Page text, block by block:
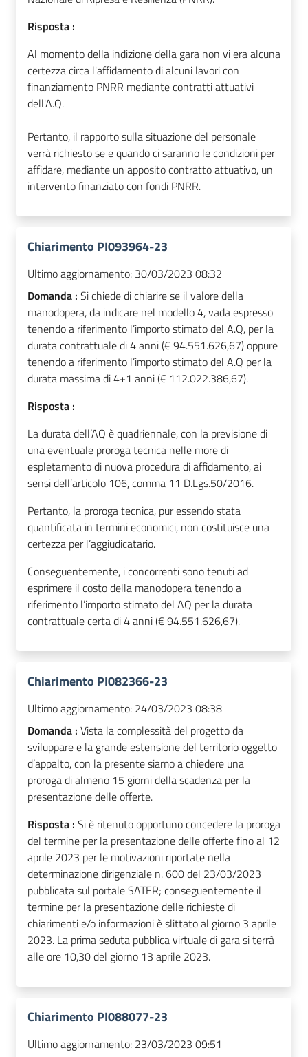
Risposta :
Al momento della indizione della gara non vi era alcuna
certezza circa l'affidamento di alcuni lavori con
finanziamento PNRR mediante contratti attuativi
dell'A.Q.
Pertanto, il rapporto sulla situazione del personale
verrà richiesto se e quando ci saranno le condizioni per
affidare, mediante un apposito contratto attuativo, un
intervento finanziato con fondi PNRR.
Chiarimento PI093964-23
Ultimo aggiornamento: 30/03/2023 08:32
Domanda : Si chiede di chiarire se il valore della
manodopera, da indicare nel modello 4, vada espresso
tenendo a riferimento l’importo stimato del A.Q, per la
durata contrattuale di 4 anni (€ 94.551.626,67) oppure
tenendo a riferimento l’importo stimato del A.Q per la
durata massima di 4+1 anni (€ 112.022.386,67).
Risposta :
La durata dell’AQ è quadriennale, con la previsione di
una eventuale proroga tecnica nelle more di
espletamento di nuova procedura di affidamento, ai
sensi dell’articolo 106, comma 11 D.Lgs.50/2016.
Pertanto, la proroga tecnica, pur essendo stata
quantificata in termini economici, non costituisce una
certezza per l’aggiudicatario.
Conseguentemente, i concorrenti sono tenuti ad
esprimere il costo della manodopera tenendo a
riferimento l’importo stimato del AQ per la durata
contrattuale certa di 4 anni (€ 94.551.626,67).
Chiarimento PI082366-23
Ultimo aggiornamento: 24/03/2023 08:38
Domanda : Vista la complessità del progetto da
sviluppare e la grande estensione del territorio oggetto
d’appalto, con la presente siamo a chiedere una
proroga di almeno 15 giorni della scadenza per la
presentazione delle offerte.
Risposta : Si è ritenuto opportuno concedere la proroga
del termine per la presentazione delle offerte fino al 12
aprile 2023 per le motivazioni riportate nella
determinazione dirigenziale n. 600 del 23/03/2023
pubblicata sul portale SATER; conseguentemente il
termine per la presentazione delle richieste di
chiarimenti e/o informazioni è slittato al giorno 3 aprile
2023. La prima seduta pubblica virtuale di gara si terrà
alle ore 10,30 del giorno 13 aprile 2023.
Chiarimento PI088077-23
Ultimo aggiornamento: 23/03/2023 09:51